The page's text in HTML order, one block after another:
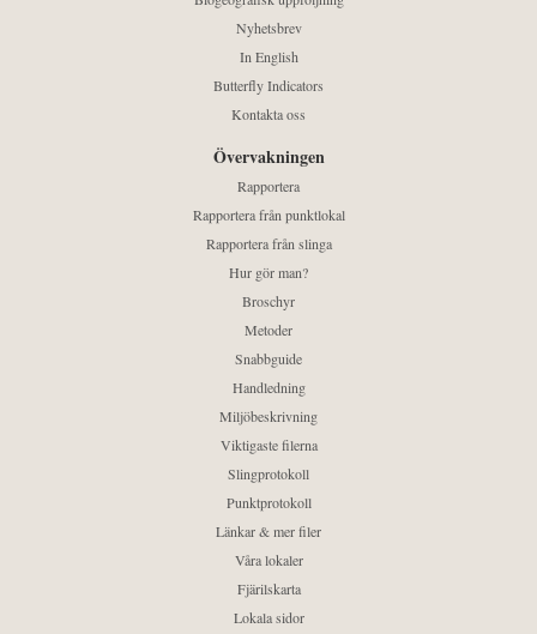
Nyhetsbrev
In English
Butterfly Indicators
Kontakta oss
Övervakningen
Rapportera
Rapportera från punktlokal
Rapportera från slinga
Hur gör man?
Broschyr
Metoder
Snabbguide
Handledning
Miljöbeskrivning
Viktigaste filerna
Slingprotokoll
Punktprotokoll
Länkar & mer filer
Våra lokaler
Fjärilskarta
Lokala sidor